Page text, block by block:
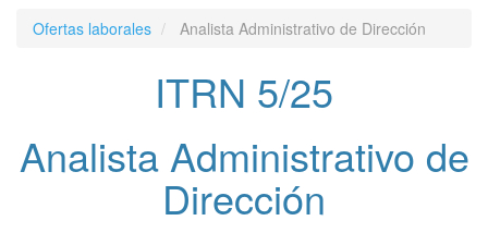
Ofertas laborales Analista Administrativo de Dirección
ITRN 5/25
Analista Administrativo de
Dirección